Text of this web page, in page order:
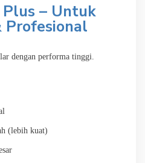
– Untuk
Profesional
dengan performa tinggi.
(lebih kuat)